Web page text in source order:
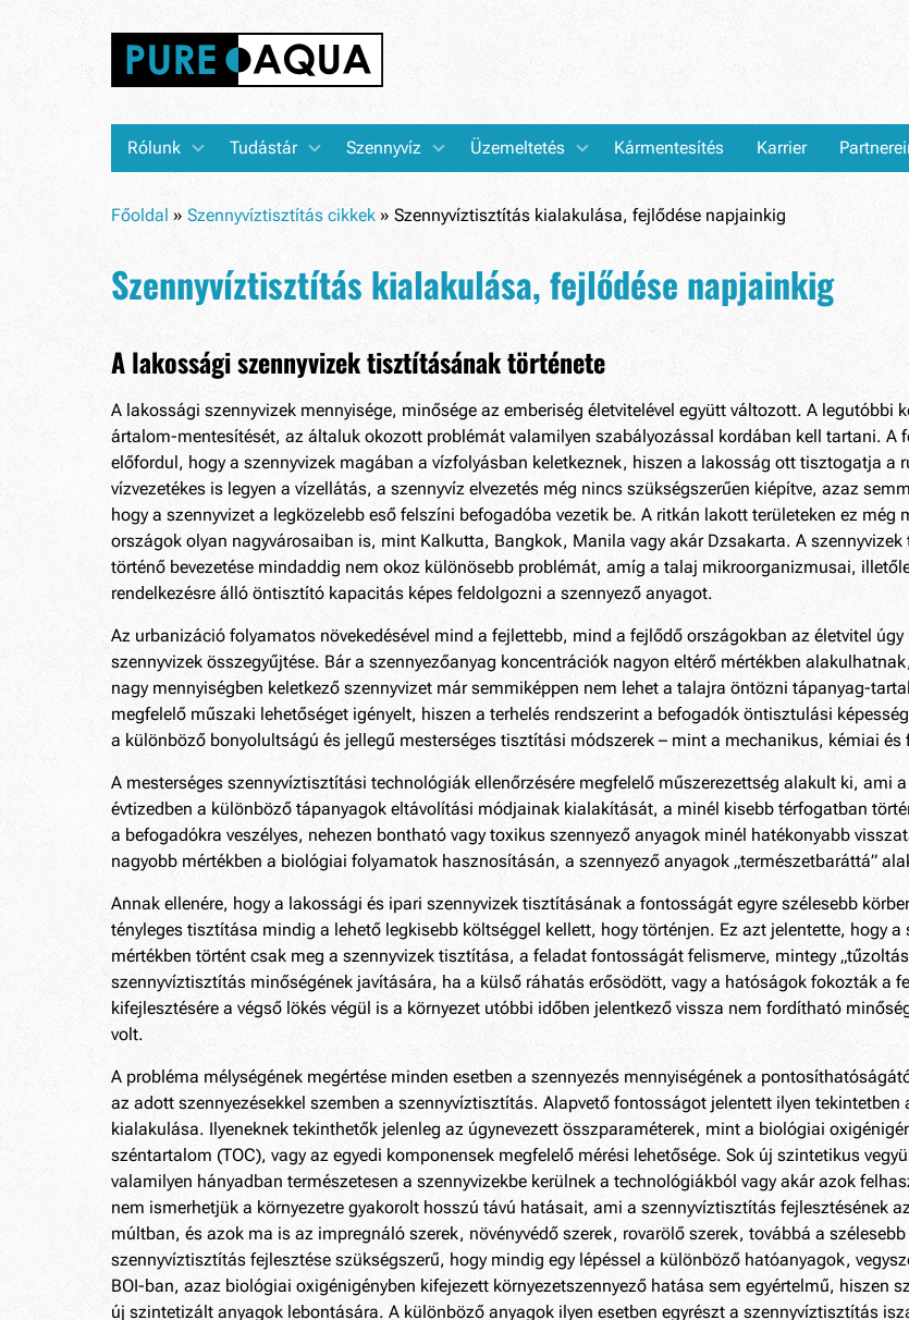
Rólunk Tudástár Szennyvíz Üzemeltetés Kármentesítés Karrier
Főoldal » Szennyvíztisztítás cikkek » Szennyvíztisztítás kialakulása, fejlődése napjainkig
Szennyvíztisztítás kialakulása, fejlődése napjainkig
A lakossági szennyvizek tisztításának története
A lakossági szennyvizek mennyisége, minősége az emberiség életvitelével együtt változott. A legutóbbi
ártalom-mentesítését, az általuk okozott problémát valamilyen szabályozással kordában kell tartani. A
előfordul, hogy a szennyvizek magában a vízfolyásban keletkeznek, hiszen a lakosság ott tisztogatja
vízvezetékes is legyen a vízellátás, a szennyvíz elvezetés még nincs szükségszerűen kiépítve, azaz
hogy a szennyvizet a legközelebb eső felszíni befogadóba vezetik be. A ritkán lakott területeken ez
országok olyan nagyvárosaiban is, mint Kalkutta, Bangkok, Manila vagy akár Dzsakarta. A
történő bevezetése mindaddig nem okoz különösebb problémát, amíg a talaj mikroorganizmusai,
rendelkezésre álló öntisztító kapacitás képes feldolgozni a szennyező anyagot.
Az urbanizáció folyamatos növekedésével mind a fejlettebb, mind a fejlődő országokban az életvitel
szennyvizek összegyűjtése. Bár a szennyezőanyag koncentrációk nagyon eltérő mértékben
nagy mennyiségben keletkező szennyvizet már semmiképpen nem lehet a talajra öntözni tápanyag-
megfelelő műszaki lehetőséget igényelt, hiszen a terhelés rendszerint a befogadók öntisztulási
a különböző bonyolultságú és jellegű mesterséges tisztítási módszerek – mint a mechanikus, kémiai
A mesterséges szennyvíztisztítási technológiák ellenőrzésére megfelelő műszerezettség alakult ki, ami
évtizedben a különböző tápanyagok eltávolítási módjainak kialakítását, a minél kisebb térfogatban
a befogadókra veszélyes, nehezen bontható vagy toxikus szennyező anyagok minél hatékonyabb
nagyobb mértékben a biológiai folyamatok hasznosításán, a szennyező anyagok „természetbaráttá”
Annak ellenére, hogy a lakossági és ipari szennyvizek tisztításának a fontosságát egyre szélesebb
tényleges tisztítása mindig a lehető legkisebb költséggel kellett, hogy történjen. Ez azt jelentette, hogy
mértékben történt csak meg a szennyvizek tisztítása, a feladat fontosságát felismerve, mintegy
szennyvíztisztítás minőségének javítására, ha a külső ráhatás erősödött, vagy a hatóságok fokozták a
kifejlesztésére a végső lökés végül is a környezet utóbbi időben jelentkező vissza nem fordítható
volt.
A probléma mélységének megértése minden esetben a szennyezés mennyiségének a
az adott szennyezésekkel szemben a szennyvíztisztítás. Alapvető fontosságot jelentett ilyen
kialakulása. Ilyeneknek tekinthetők jelenleg az úgynevezett összparaméterek, mint a biológiai
széntartalom (TOC), vagy az egyedi komponensek megfelelő mérési lehetősége. Sok új szintetikus
valamilyen hányadban természetesen a szennyvizekbe kerülnek a technológiákból vagy akár azok
nem ismerhetjük a környezetre gyakorolt hosszú távú hatásait, ami a szennyvíztisztítás fejlesztésének
múltban, és azok ma is az impregnáló szerek, növényvédő szerek, rovarölő szerek, továbbá a
szennyvíztisztítás fejlesztése szükségszerű, hogy mindig egy lépéssel a különböző hatóanyagok,
BOI-ban, azaz biológiai oxigénigényben kifejezett környezetszennyező hatása sem egyértelmű, hiszen
új szintetizált anyagok lebontására. A különböző anyagok ilyen esetben egyrészt a szennyvíztisztítás